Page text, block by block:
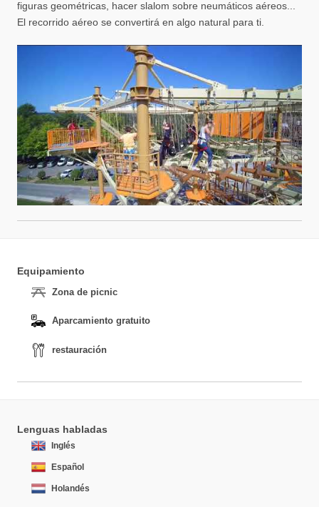
figuras geométricas, hacer slalom sobre neumáticos aéreos...
El recorrido aéreo se convertirá en algo natural para ti.
Equipamiento
Zona de picnic
Aparcamiento gratuito
restauración
Lenguas habladas
Inglés
Español
Holandés